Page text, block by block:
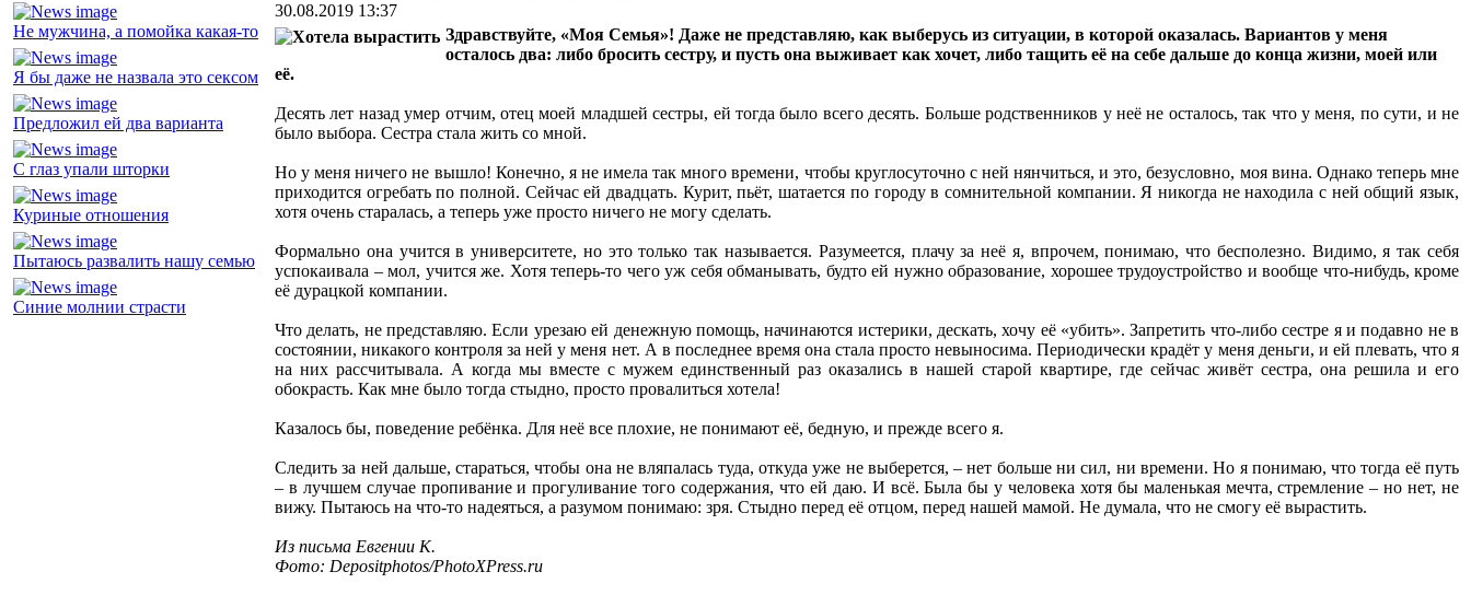
Не мужчина, а помойка какая-то
Я бы даже не назвала это сексом
Предложил ей два варианта
С глаз упали шторки
Куриные отношения
Пытаюсь развалить нашу семью
Синие молнии страсти
30.08.2019 13:37
Здравствуйте, «Моя Семья»! Даже не представляю, как выберусь из ситуации, в которой оказалась. Вариантов у меня
осталось два: либо бросить сестру, и пусть она выживает как хочет, либо тащить её на себе дальше до конца жизни, моей или
её.
Десять лет назад умер отчим, отец моей младшей сестры, ей тогда было всего десять. Больше родственников у неё не осталось, так что у меня, по сути, и не
было выбора. Сестра стала жить со мной.
Но у меня ничего не вышло! Конечно, я не имела так много времени, чтобы круглосуточно с ней нянчиться, и это, безусловно, моя вина. Однако теперь мне
приходится огребать по полной. Сейчас ей двадцать. Курит, пьёт, шатается по городу в сомнительной компании. Я никогда не находила с ней общий язык,
хотя очень старалась, а теперь уже просто ничего не могу сделать.
Формально она учится в университете, но это только так называется. Разумеется, плачу за неё я, впрочем, понимаю, что бесполезно. Видимо, я так себя
успокаивала – мол, учится же. Хотя теперь-то чего уж себя обманывать, будто ей нужно образование, хорошее трудоустройство и вообще что-нибудь, кроме
её дурацкой компании.
Что делать, не представляю. Если урезаю ей денежную помощь, начинаются истерики, дескать, хочу её «убить». Запретить что-либо сестре я и подавно не в
состоянии, никакого контроля за ней у меня нет. А в последнее время она стала просто невыносима. Периодически крадёт у меня деньги, и ей плевать, что я
на них рассчитывала. А когда мы вместе с мужем единственный раз оказались в нашей старой квартире, где сейчас живёт сестра, она решила и его
обокрасть. Как мне было тогда стыдно, просто провалиться хотела!
Казалось бы, поведение ребёнка. Для неё все плохие, не понимают её, бедную, и прежде всего я.
Следить за ней дальше, стараться, чтобы она не вляпалась туда, откуда уже не выберется, – нет больше ни сил, ни времени. Но я понимаю, что тогда её путь
– в лучшем случае пропивание и прогуливание того содержания, что ей даю. И всё. Была бы у человека хотя бы маленькая мечта, стремление – но нет, не
вижу. Пытаюсь на что-то надеяться, а разумом понимаю: зря. Стыдно перед её отцом, перед нашей мамой. Не думала, что не смогу её вырастить.
Из письма Евгении К.
Фото: Depositphotos/PhotoXPress.ru